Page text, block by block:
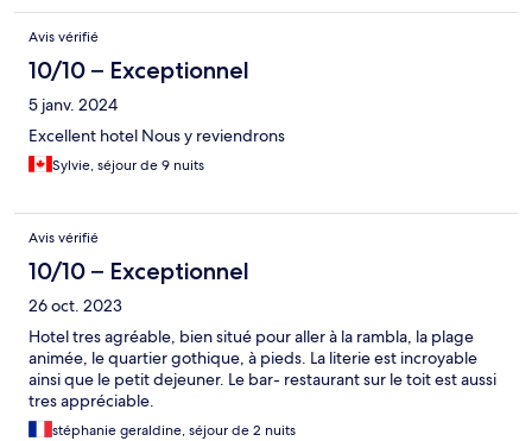
Avis vérifié
10/10 – Exceptionnel
5 janv. 2024
Excellent hotel Nous y reviendrons
Sylvie, séjour de 9 nuits
Avis vérifié
10/10 – Exceptionnel
26 oct. 2023
Hotel tres agréable, bien situé pour aller à la rambla, la plage
animée, le quartier gothique, à pieds. La literie est incroyable
ainsi que le petit dejeuner. Le bar- restaurant sur le toit est aussi
tres appréciable.
stéphanie geraldine, séjour de 2 nuits